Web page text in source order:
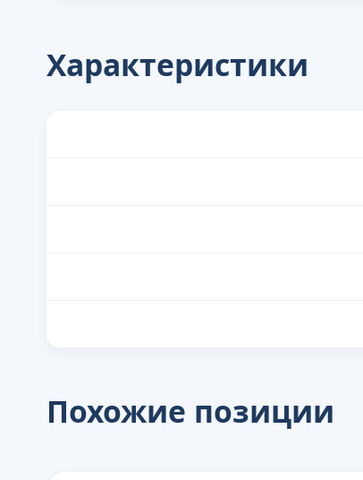
Характеристики
Похожие позиции